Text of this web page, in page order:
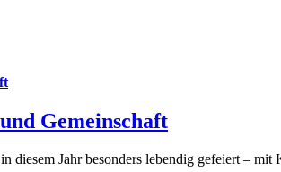
Gemeinschaft
diesem Jahr besonders lebendig gefeiert –